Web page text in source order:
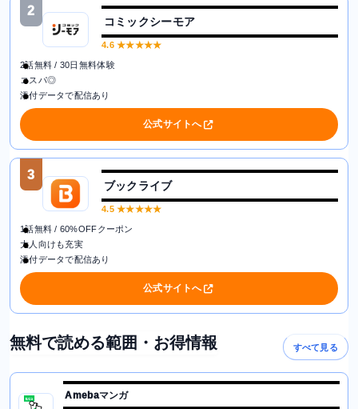
2
コミックシーモア
4.6★★★★★
2話無料 / 30日無料体験
コスパ◎
添付データで配信あり
公式サイトへ
3
ブックライブ
4.5★★★★★
1話無料 / 60%OFFクーポン
大人向けも充実
添付データで配信あり
公式サイトへ
無料で読める範囲・お得情報 すべて見る
Amebaマンガ